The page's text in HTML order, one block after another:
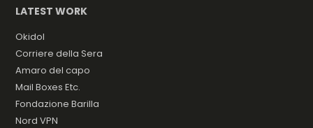
LATEST WORK
Okidol
Corriere della Sera
Amaro del capo
Mail Boxes Etc.
Fondazione Barilla
Nord VPN